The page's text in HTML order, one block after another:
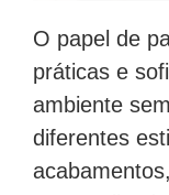
O papel de
práticas e
ambiente
diferentes